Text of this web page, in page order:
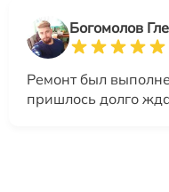
Богомолов
Ремонт был
пришлось долго